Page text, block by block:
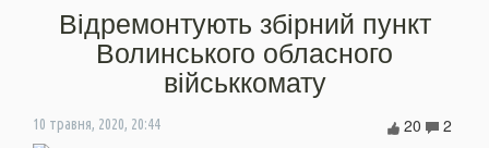
Відремонтують збірний пункт
Волинського обласного
військкомату
10 травня, 2020, 20:44 2
20